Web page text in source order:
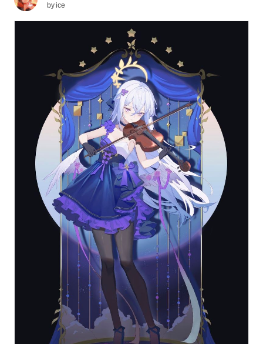
byice